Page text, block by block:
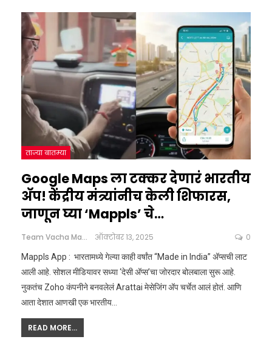
ताज्या बातम्या
Google Maps ला टक्कर देणारं भारतीय
अ‍ॅप! केंद्रीय मंत्र्यांनीच केली शिफारस,
जाणून घ्या ‘Mappls’ चे…
Team Vacha Marathi ऑक्टोबर 13, 2025 0
Mappls App : भारतामध्ये गेल्या काही वर्षांत “Made in India” अ‍ॅप्सची लाट
आली आहे. सोशल मीडियावर सध्या ‘देसी अ‍ॅप्स’चा जोरदार बोलबाला सुरू आहे.
नुकतंच Zoho कंपनीने बनवलेलं Arattai मेसेजिंग अ‍ॅप चर्चेत आलं होतं. आणि
आता देशात आणखी एक भारतीय
READ MORE...